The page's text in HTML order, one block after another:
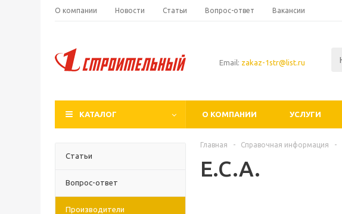
О компании Новости Статьи Вопрос-ответ Вакансии
Email: zakaz-1str@list.ru
КАТАЛОГ О КОМПАНИИ УСЛУГИ
Статьи
Вопрос-ответ
Производители
Главная - Справочная информация -
E.C.A.